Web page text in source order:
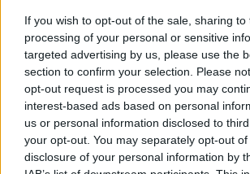
If you wish to opt-out of the sale, sharing
processing of your personal or sensitive
targeted advertising by us, please use the
section to confirm your selection. Please
opt-out request is processed you may
interest-based ads based on personal
us or personal information disclosed to
your opt-out. You may separately opt-out
disclosure of your personal information by
BEZPIECZEŃSTWO I
PRZEPISY
3 ZDJĘĆ
Wierzyli nawigacji,
15
Tak